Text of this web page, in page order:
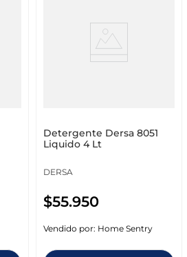
Detergente Dersa 8051
Liquido 4 Lt
DERSA
$55.950
Vendido por: Home Sentry